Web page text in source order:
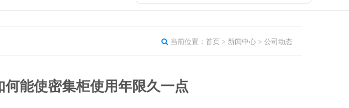
当前位置： 首页 > 新闻中心 > 公司动态
何能使密集柜使用年限久一点